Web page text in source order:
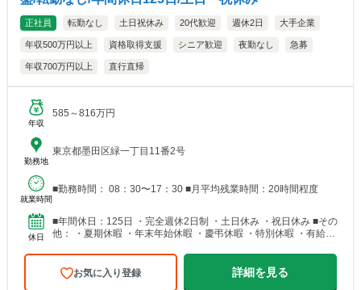
正社員 転勤なし 土日祝休み 20代歓迎 週休2日 大手企業
年収500万円以上 資格取得支援 シニア歓迎 夜勤なし 急募
年収700万円以上 直行直帰
年収
585～816万円
勤務地
東京都墨田区緑一丁目11番2号
就業時間
■勤務時間： 08：30〜17：30 ■月平均残業時間：20時間程度
休日
■年間休日：125日 ・完全週休2日制 ・土日休み ・祝日休み ■その
他： ・夏期休暇 ・年末年始休暇 ・慶弔休暇 ・特別休暇 ・有給休
お気に入り登録 詳細を見る